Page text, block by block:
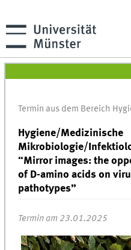
Termin aus dem Bereich
Hygiene/Medizinische
Mikrobiologie/
“Mirror images: the
of D-amino acids on
pathotypes”
Termin am 23.01.2025